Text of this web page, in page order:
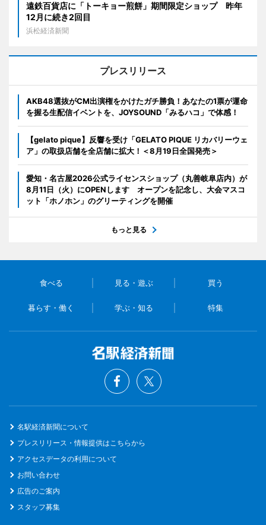
遠鉄百貨店に「トーキョー煎餅」期間限定ショップ 昨年
12月に続き2回目
浜松経済新聞
プレスリリース
AKB48選抜がCM出演権をかけたガチ勝負！あなたの1票が運命
を握る生配信イベントを、JOYSOUND「みるハコ」で体感！
【gelato pique】反響を受け「GELATO PIQUE リカバリーウェ
ア」の取扱店舗を全店舗に拡大！＜8月19日全国発売＞
愛知・名古屋2026公式ライセンスショップ（丸善岐阜店内）が
8月11日（火）にOPENします オープンを記念し、大会マスコ
ット「ホノホン」のグリーティングを開催
もっと見る
食べる 見る・遊ぶ 買う
暮らす・働く 学ぶ・知る 特集
名駅経済新聞について
プレスリリース・情報提供はこちらから
アクセスデータの利用について
お問い合わせ
広告のご案内
スタッフ募集